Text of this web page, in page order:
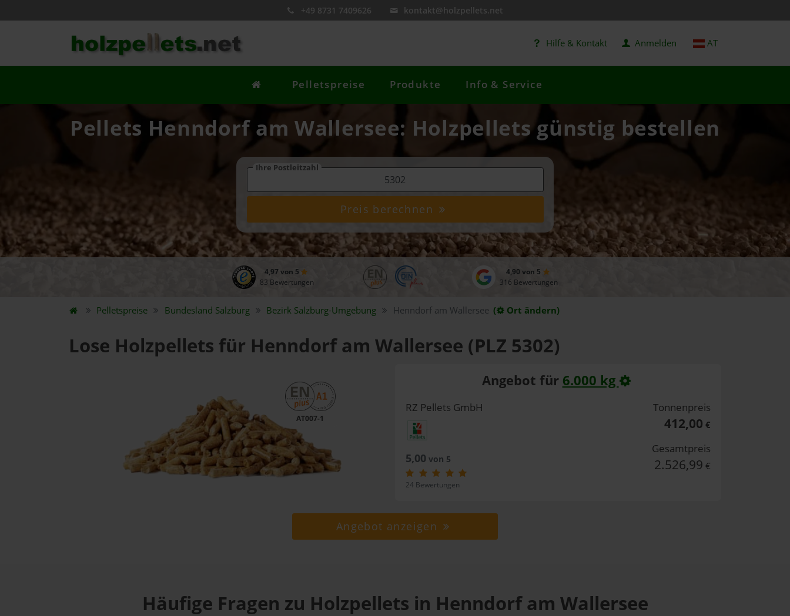
+49 8731 7409626 kontakt@holzpellets.net
Hilfe & Kontakt Anmelden AT
Pelletspreise Produkte Info & Service
Pellets Henndorf am Wallersee: Holzpellets günstig bestellen
Ihre Postleitzahl
Preis berechnen
4,97 von 5
83 Bewertungen
4,90 von 5
316 Bewertungen
Pelletspreise Bundesland Salzburg Bezirk Salzburg-Umgebung Henndorf am Wallersee ( Ort ändern)
Lose Holzpellets für Henndorf am Wallersee (PLZ 5302)
AT007-1
Angebot für 6.000 kg
RZ Pellets GmbH
5,00 von 5
24 Bewertungen
Tonnenpreis
412,00 €
Gesamtpreis
2.526,99 €
Angebot anzeigen
Häufige Fragen zu Holzpellets in Henndorf am Wallersee